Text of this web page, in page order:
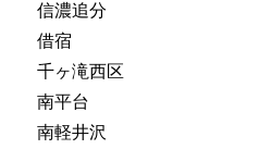
信濃追分
借宿
千ヶ滝西区
南平台
南軽井沢